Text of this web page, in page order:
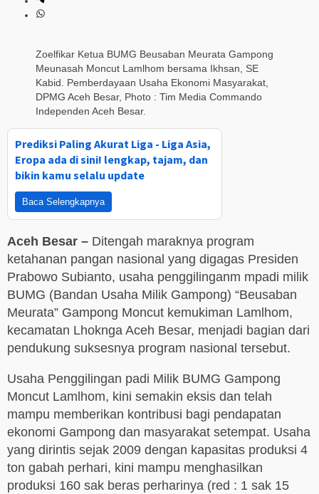
Zoelfikar Ketua BUMG Beusaban Meurata Gampong
Meunasah Moncut Lamlhom bersama Ikhsan, SE
Kabid. Pemberdayaan Usaha Ekonomi Masyarakat,
DPMG Aceh Besar, Photo : Tim Media Commando
Independen Aceh Besar.
Prediksi Paling Akurat Liga - Liga Asia,
Eropa ada di sini! lengkap, tajam, dan
bikin kamu selalu update
Baca Selengkapnya
Aceh Besar – Ditengah maraknya program
ketahanan pangan nasional yang digagas Presiden
Prabowo Subianto, usaha penggilinganm mpadi milik
BUMG (Bandan Usaha Milik Gampong) “Beusaban
Meurata” Gampong Moncut kemukiman Lamlhom,
kecamatan Lhoknga Aceh Besar, menjadi bagian dari
pendukung suksesnya program nasional tersebut.
Usaha Penggilingan padi Milik BUMG Gampong
Moncut Lamlhom, kini semakin eksis dan telah
mampu memberikan kontribusi bagi pendapatan
ekonomi Gampong dan masyarakat setempat. Usaha
yang dirintis sejak 2009 dengan kapasitas produksi 4
ton gabah perhari, kini mampu menghasilkan
produksi 160 sak beras perharinya (red : 1 sak 15